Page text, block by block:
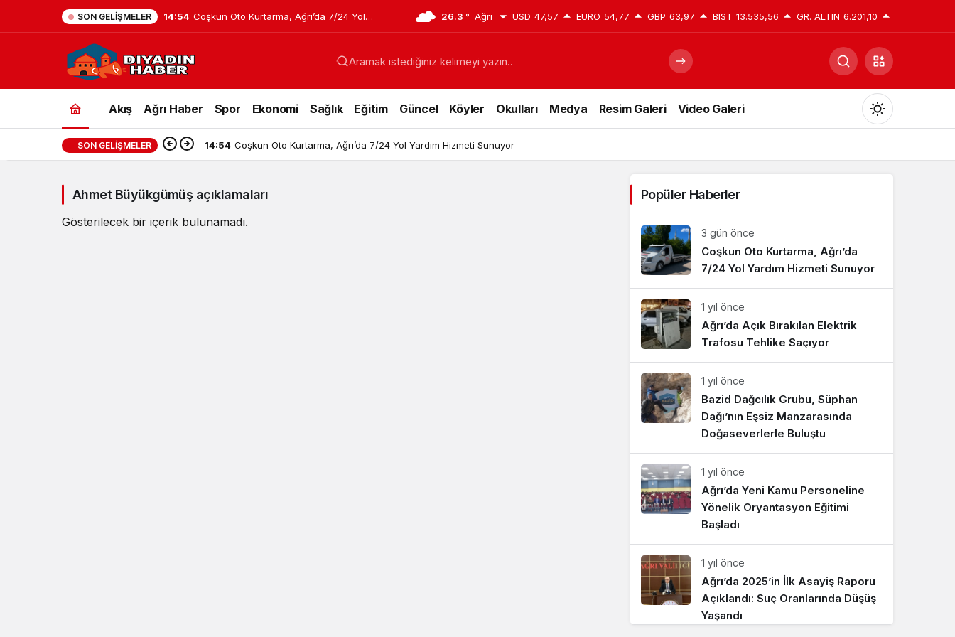
SON GELIŞMELER 14:54 Coşkun Oto Kurtarma, Ağrı’da 7/24 Yol 26.3 ° Ağrı USD 47,57 EURO 54,77 GBP 63,97 BIST 13.535,56 GR. ALTIN 6.201,10
Ahmet
Büyükgümüş
açıklamaları
Aramak istediğiniz kelimeyi yazın..
Akış Ağrı Haber Spor Ekonomi Sağlık Eğitim Güncel Köyler Okulları Medya Resim Galeri Video Galeri
Mod
değiştir
Gündüz modunu seçin.
Gece modunu seçin.
Sistem Modu
Sistem modunu seçin.
SON GELIŞMELER 14:54 Coşkun Oto Kurtarma, Ağrı’da 7/24 Yol Yardım Hizmeti Sunuyor
Ahmet Büyükgümüş açıklamaları
Gösterilecek bir içerik bulunamadı.
Popüler Haberler
3 gün önce
Coşkun Oto Kurtarma, Ağrı’da
7/24 Yol Yardım Hizmeti Sunuyor
1 yıl önce
Ağrı’da Açık Bırakılan Elektrik
Trafosu Tehlike Saçıyor
1 yıl önce
Bazid Dağcılık Grubu, Süphan
Dağı’nın Eşsiz Manzarasında
Doğaseverlerle Buluştu
1 yıl önce
Ağrı’da Yeni Kamu Personeline
Yönelik Oryantasyon Eğitimi
Başladı
1 yıl önce
Ağrı’da 2025’in İlk Asayiş Raporu
Açıklandı: Suç Oranlarında Düşüş
Yaşandı